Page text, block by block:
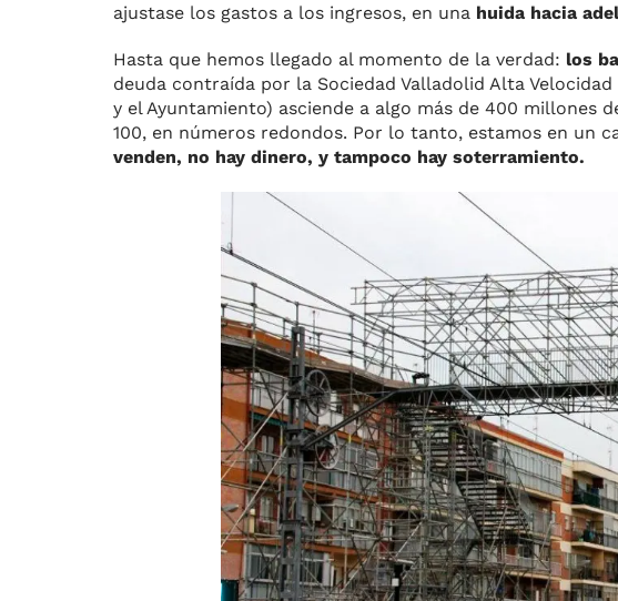
ajustase los gastos a los ingresos, en una huida hacia
Hasta que hemos llegado al momento de la verdad: los
deuda contraída por la Sociedad Valladolid Alta
y el Ayuntamiento) asciende a algo más de 400 millones
100, en números redondos. Por lo tanto, estamos en un
venden, no hay dinero, y tampoco hay soterramiento.